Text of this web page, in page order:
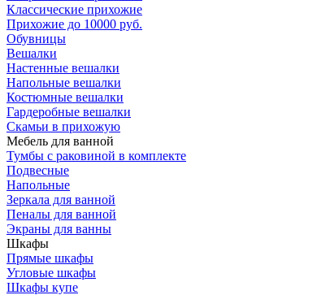
Классические прихожие
Прихожие до 10000 руб.
Обувницы
Вешалки
Настенные вешалки
Напольные вешалки
Костюмные вешалки
Гардеробные вешалки
Скамьи в прихожую
Мебель для ванной
Тумбы c раковиной в комплекте
Подвесные
Напольные
Зеркала для ванной
Пеналы для ванной
Экраны для ванны
Шкафы
Прямые шкафы
Угловые шкафы
Шкафы купе